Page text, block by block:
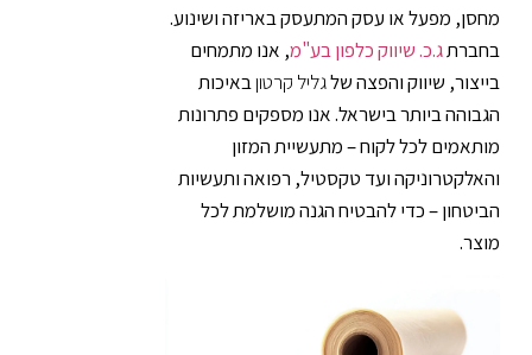
מחסן, מפעל או עסק המתעסק באריזה ושינוע.
בחברתג.כ. שיווק כלפון בע"מ, אנו מתמחים
בייצור, שיווק והפצה שלגליל קרטוןבאיכות
הגבוהה ביותר בישראל. אנו מספקים פתרונות
מותאמים לכל לקוח – מתעשיית המזון
והאלקטרוניקה ועד טקסטיל, רפואה ותעשיות
הביטחון – כדי להבטיח הגנה מושלמת לכל
מוצר.